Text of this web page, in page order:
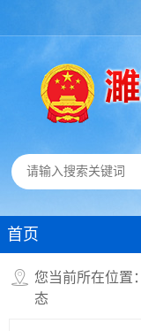
首页
您当前所在位置：
态